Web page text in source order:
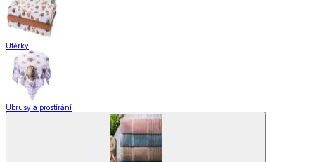
Utěrky
Ubrusy a prostírání